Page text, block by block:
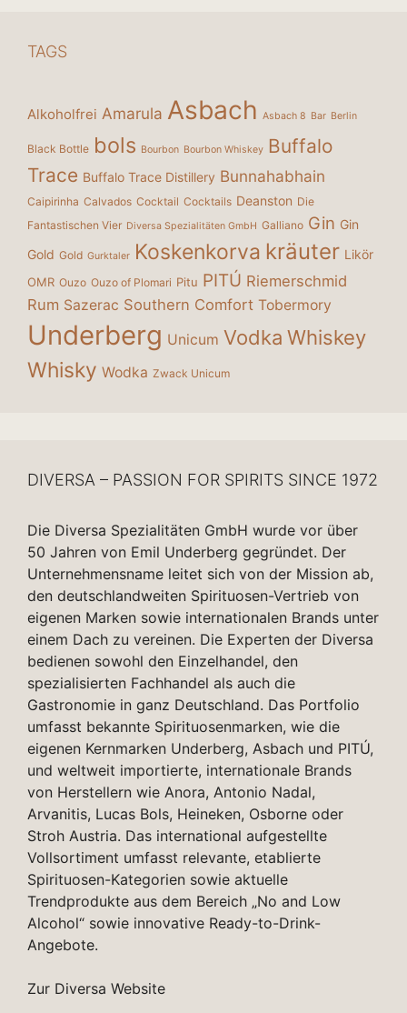
TAGS
Alkoholfrei Amarula Asbach Asbach 8 Bar Berlin
Black Bottle bols Bourbon Bourbon Whiskey Buffalo
Trace Buffalo Trace Distillery Bunnahabhain
Caipirinha Calvados Cocktail Cocktails Deanston Die
Fantastischen Vier Diversa Spezialitäten GmbH Galliano Gin Gin
Gold Gold Gurktaler Koskenkorva kräuter Likör
OMR Ouzo Ouzo of Plomari Pitu PITÚ Riemerschmid
Rum Sazerac Southern Comfort Tobermory
Underberg Unicum Vodka Whiskey
Whisky Wodka Zwack Unicum
DIVERSA – PASSION FOR SPIRITS SINCE 1972
Die Diversa Spezialitäten GmbH wurde vor über
50 Jahren von Emil Underberg gegründet. Der
Unternehmensname leitet sich von der Mission ab,
den deutschlandweiten Spirituosen-Vertrieb von
eigenen Marken sowie internationalen Brands unter
einem Dach zu vereinen. Die Experten der Diversa
bedienen sowohl den Einzelhandel, den
spezialisierten Fachhandel als auch die
Gastronomie in ganz Deutschland. Das Portfolio
umfasst bekannte Spirituosenmarken, wie die
eigenen Kernmarken Underberg, Asbach und PITÚ,
und weltweit importierte, internationale Brands
von Herstellern wie Anora, Antonio Nadal,
Arvanitis, Lucas Bols, Heineken, Osborne oder
Stroh Austria. Das international aufgestellte
Vollsortiment umfasst relevante, etablierte
Spirituosen-Kategorien sowie aktuelle
Trendprodukte aus dem Bereich „No and Low
Alcohol“ sowie innovative Ready-to-Drink-
Angebote.
Zur Diversa Website